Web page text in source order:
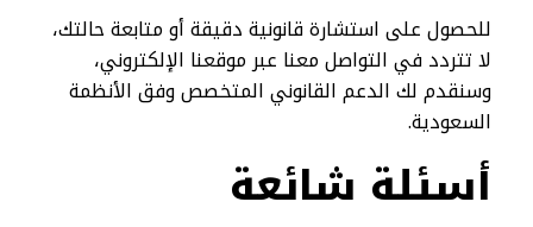
للحصول على استشارة قانونية دقيقة أو متابعة حالتك،
لا تتردد في التواصل معنا عبر موقعنا الإلكتروني،
وسنقدم لك الدعم القانوني المتخصص وفق الأنظمة
السعودية.
أسئلة شائعة